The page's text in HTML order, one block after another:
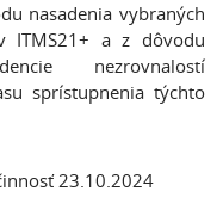
nasadenia vybraných
ITMS21+ a z dôvodu
nezrovnalostí
sprístupnenia týchto
23.10.2024